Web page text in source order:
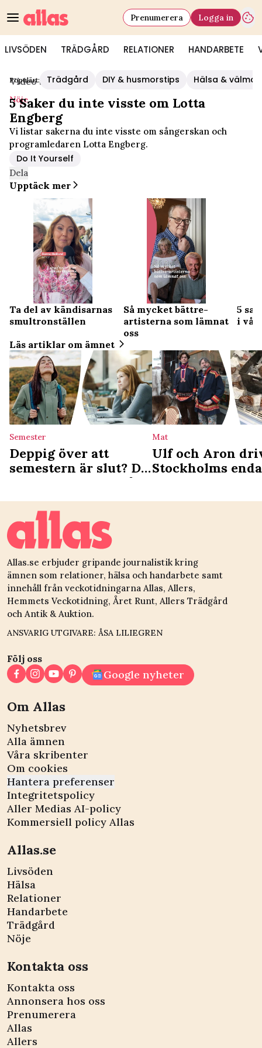
LIVSÖDEN TRÄDGÅRD RELATIONER HANDARBETE
Prenumerera Logga in
Populärt: Trädgård DIY & husmorstips Hälsa &
Video Start/Nöje
Nöje
5 Saker du inte visste om Lotta
Engberg
Vi listar sakerna du inte visste om sångerskan och
programledaren Lotta Engberg.
Do It Yourself
Dela
Upptäck mer
Ta del av kändisarnas
smultronställen
Så mycket bättre-
artisterna som lämnat
oss
5
i
Läs artiklar om ämnet
Semester
Deppig över att
semestern är slut? Då
är du ledig nästa gång
Mat
Ulf och Aron
Stockholms enda
det som en
Allas.se erbjuder gripande journalistik kring
ämnen som relationer, hälsa och handarbete samt
innehåll från veckotidningarna Allas, Allers,
Hemmets Veckotidning, Året Runt, Allers Trädgård
och Antik & Auktion.
ANSVARIG UTGIVARE: ÅSA LILIEGREN
Följ oss
Google nyheter
Om Allas
Nyhetsbrev
Alla ämnen
Våra skribenter
Om cookies
Hantera preferenser
Integritetspolicy
Aller Medias AI-policy
Kommersiell policy Allas
Allas.se
Livsöden
Hälsa
Relationer
Handarbete
Trädgård
Nöje
Kontakta oss
Kontakta oss
Annonsera hos oss
Prenumerera
Allas
Allers